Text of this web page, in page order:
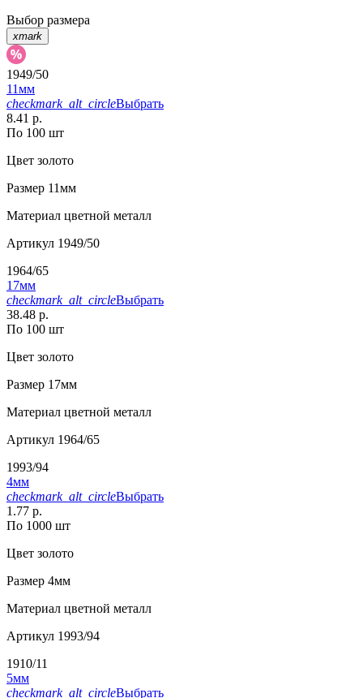
Выбор размера
xmark
1949/50
11мм
checkmark_alt_circleВыбрать
8.41 р.
По 100 шт
Цвет золото
Размер 11мм
Материал цветной металл
Артикул 1949/50
1964/65
17мм
checkmark_alt_circleВыбрать
38.48 р.
По 100 шт
Цвет золото
Размер 17мм
Материал цветной металл
Артикул 1964/65
1993/94
4мм
checkmark_alt_circleВыбрать
1.77 р.
По 1000 шт
Цвет золото
Размер 4мм
Материал цветной металл
Артикул 1993/94
1910/11
5мм
checkmark_alt_circleВыбрать